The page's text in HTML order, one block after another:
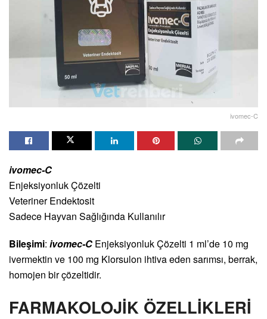
ivomec-C
ivomec-C
Enjeksiyonluk Çözelti
Veteriner Endektosit
Sadece Hayvan Sağlığında Kullanılır
Bileşimi: ivomec-C Enjeksiyonluk Çözelti 1 ml’de 10 mg
ivermektin ve 100 mg Klorsulon ihtiva eden sarımsı, berrak,
homojen bir çözeltidir.
FARMAKOLOJİK ÖZELLİKLERİ